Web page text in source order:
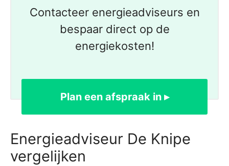
Contacteer energieadviseurs en
bespaar direct op de
energiekosten!
Plan een afspraak in ▸
Energieadviseur De Knipe
vergelijken